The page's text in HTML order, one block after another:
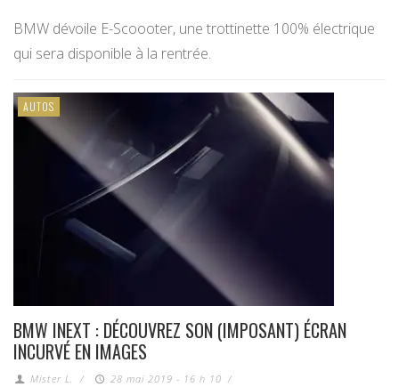
BMW dévoile E-Scoooter, une trottinette 100% électrique
qui sera disponible à la rentrée.
AUTOS
BMW INEXT : DÉCOUVREZ SON (IMPOSANT) ÉCRAN
INCURVÉ EN IMAGES
Mister L. / 28 mai 2019 - 16 h 10 /